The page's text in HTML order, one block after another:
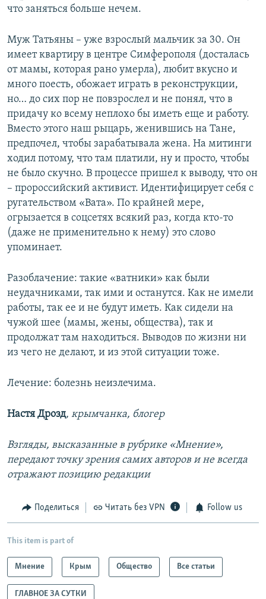
что заняться больше нечем.
Муж Татьяны – уже взрослый мальчик за 30. Он
имеет квартиру в центре Симферополя (досталась
от мамы, которая рано умерла), любит вкусно и
много поесть, обожает играть в реконструкции,
но… до сих пор не повзрослел и не понял, что в
придачу ко всему неплохо бы иметь еще и работу.
Вместо этого наш рыцарь, женившись на Тане,
предпочел, чтобы зарабатывала жена. На митинги
ходил потому, что там платили, ну и просто, чтобы
не было скучно. В процессе пришел к выводу, что он
– пророссийский активист. Идентифицирует себя с
ругательством «Вата». По крайней мере,
огрызается в соцсетях всякий раз, когда кто-то
(даже не применительно к нему) это слово
упоминает.
Разоблачение: такие «ватники» как были
неудачниками, так ими и останутся. Как не имели
работы, так ее и не будут иметь. Как сидели на
чужой шее (мамы, жены, общества), так и
продолжат там находиться. Выводов по жизни ни
из чего не делают, и из этой ситуации тоже.
Лечение: болезнь неизлечима.
Настя Дрозд, крымчанка, блогер
Взгляды, высказанные в рубрике «Мнение»,
передают точку зрения самих авторов и не всегда
отражают позицию редакции
Поделиться Читать без VPN Follow us
This item is part of
Мнение Крым Общество Все статьи
ГЛАВНОЕ ЗА СУТКИ